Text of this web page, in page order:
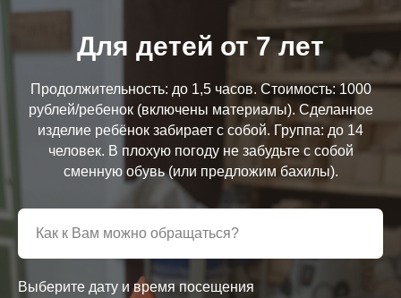
Для детей от 7 лет
Продолжительность: до 1,5 часов. Стоимость: 1000
рублей/ребенок (включены материалы). Сделанное
изделие ребёнок забирает с собой. Группа: до 14
человек. В плохую погоду не забудьте с собой
сменную обувь (или предложим бахилы).
Выберите дату и время посещения